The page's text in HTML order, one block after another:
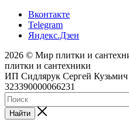
Вконтакте
Telegram
Яндекс.Дзен
2026 © Мир плитки и
плитки и сантехники
ИП Сидлярук Сергей
323390000066231
Найти